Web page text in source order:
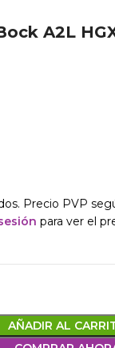
A2L
Precio PVP
para ver el
AÑADIR AL